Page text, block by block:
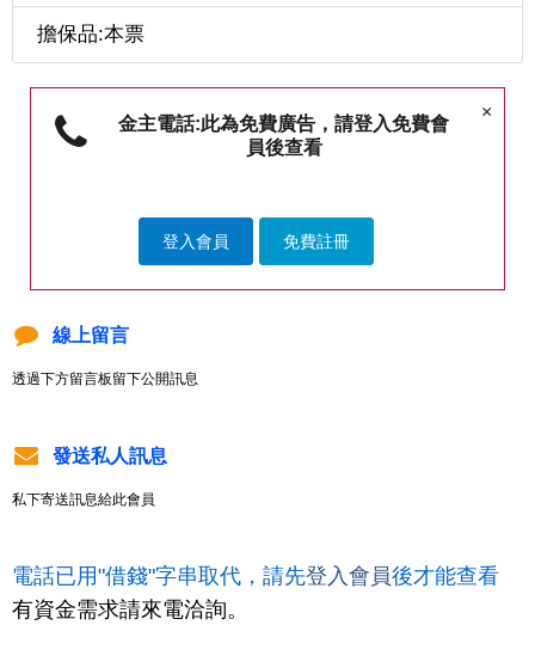
擔保品:本票
×
金主電話:此為免費廣告，請登入免費會
員後查看
登入會員 免費註冊
線上留言
透過下方留言板留下公開訊息
發送私人訊息
私下寄送訊息給此會員
電話已用"借錢"字串取代，請先登入會員後才能查看
有資金需求請來電洽詢。